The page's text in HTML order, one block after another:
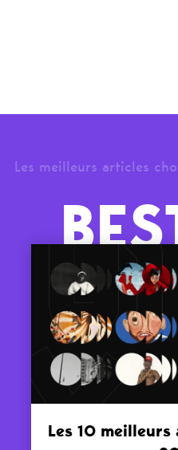
Les meilleurs articles
Les 10 meilleurs